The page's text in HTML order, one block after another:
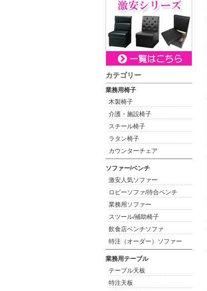
カテゴリー
業務用椅子
木製椅子
介護・施設椅子
スチール椅子
ラタン椅子
カウンターチェア
ソファー/ベンチ
激安人気ソファー
ロビーソファ/待合ベンチ
業務用ソファー
スツール/補助椅子
飲食店ベンチソファ
特注（オーダー）ソファー
業務用テーブル
テーブル天板
特注天板